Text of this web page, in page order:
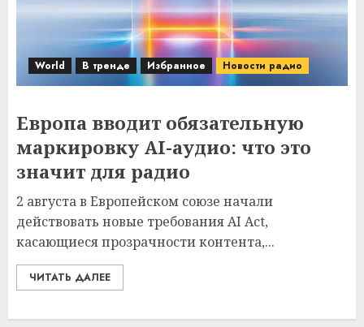
World В тренде Избранное Новости радио
Европа вводит обязательную
маркировку AI-аудио: что это
значит для радио
2 августа в Европейском союзе начали
действовать новые требования AI Act,
касающиеся прозрачности контента,...
ЧИТАТЬ ДАЛЕЕ